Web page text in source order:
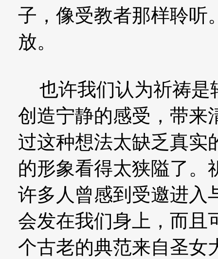
子，像受教者那样聆听
放。
也许我们认为祈祷是
创造宁静的感受，带来
过这种想法太缺乏真实
的形象看得太狭隘了。
许多人曾感到受邀进入
会发在我们身上，而且
个古老的典范来自圣女